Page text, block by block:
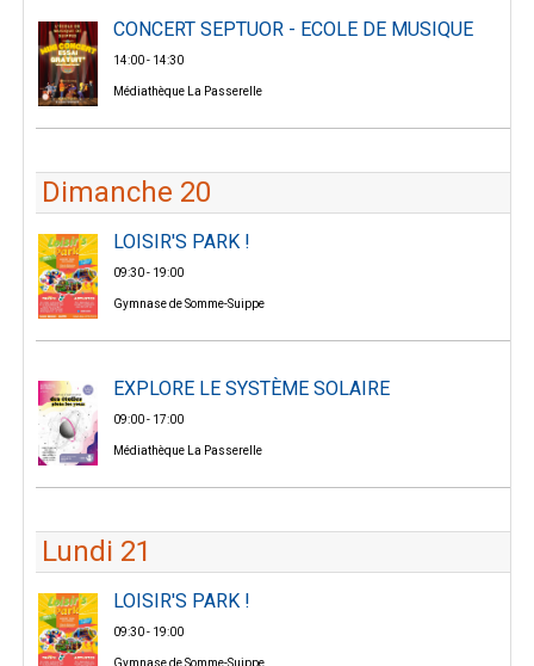
CONCERT SEPTUOR - ECOLE DE MUSIQUE
14:00 - 14:30
Médiathèque La Passerelle
Dimanche 20
LOISIR'S PARK !
09:30 - 19:00
Gymnase de Somme-Suippe
EXPLORE LE SYSTÈME SOLAIRE
09:00 - 17:00
Médiathèque La Passerelle
Lundi 21
LOISIR'S PARK !
09:30 - 19:00
Gymnase de Somme-Suippe